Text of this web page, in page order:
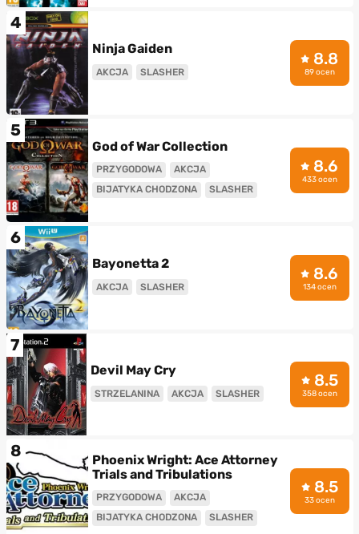
4
Ninja Gaiden
AKCJA SLASHER
8.8
89 ocen
5
God of War Collection
PRZYGODOWA
AKCJA
BIJATYKA CHODZONA
SLASHER
8.6
433 ocen
6
Bayonetta 2
AKCJA SLASHER
8.6
134 ocen
7
Devil May Cry
STRZELANINA AKCJA SLASHER
8.5
358 ocen
8
Phoenix Wright: Ace Attorney
Trials and Tribulations
PRZYGODOWA
AKCJA
BIJATYKA CHODZONA
SLASHER
8.5
33 ocen